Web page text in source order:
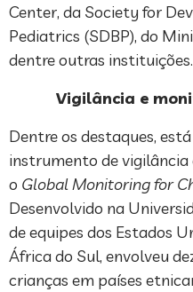
Center, da Society for
Pediatrics (SDBP), do
dentre outras instituições.
Vigilância e
Dentre os destaques,
instrumento de
o Global Monitoring for
Desenvolvido na
de equipes dos Estados
África do Sul, envolveu
crianças em países